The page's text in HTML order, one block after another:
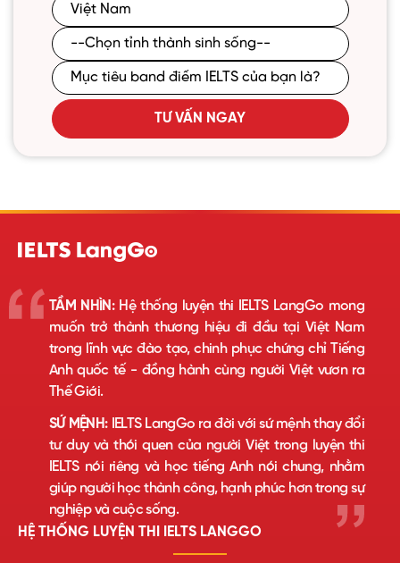
TƯ VẤN NGAY
TẦM NHÌN:Hệ thống luyện thi IELTS LangGo mong
muốn trở thành thương hiệu đi đầu tại Việt Nam
trong lĩnh vực đào tạo, chinh phục chứng chỉ Tiếng
Anh quốc tế - đồng hành cùng người Việt vươn ra
Thế Giới.
SỨ MỆNH:IELTS LangGo ra đời với sứ mệnh thay đổi
tư duy và thói quen của người Việt trong luyện thi
IELTS nói riêng và học tiếng Anh nói chung, nhằm
giúp người học thành công, hạnh phúc hơn trong sự
nghiệp và cuộc sống.
HỆ THỐNG LUYỆN THI IELTS LANGGO